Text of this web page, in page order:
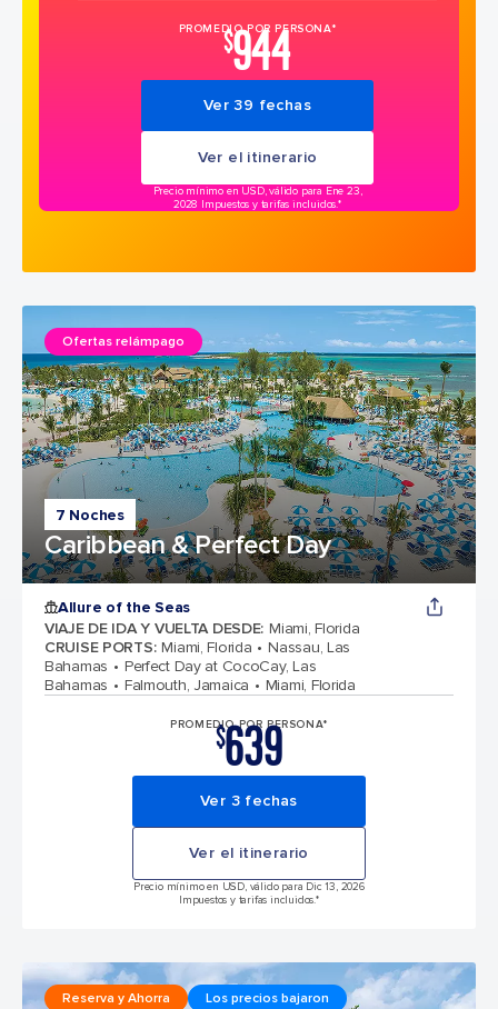
PROMEDIO POR PERSONA*
$944
Ver 39 fechas
Ver el itinerario
Precio mínimo en USD, válido para Ene 23,
2028 Impuestos y tarifas incluidos.*
7 Noches
Caribbean & Perfect Day
Ofertas relámpago
Allure of the Seas
VIAJE DE IDA Y VUELTA DESDE: Miami, Florida
CRUISE PORTS: Miami, Florida
Nassau, Las
Bahamas
Perfect Day at CocoCay, Las
Bahamas
Falmouth, Jamaica Miami, Florida
PROMEDIO POR PERSONA*
$639
Ver 3 fechas
Ver el itinerario
Precio mínimo en USD, válido para Dic 13, 2026
Impuestos y tarifas incluidos.*
Reserva y Ahorra Los precios bajaron